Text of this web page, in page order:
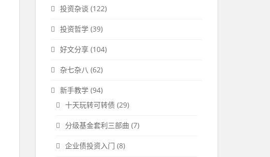
投资杂谈 (122)
投资哲学 (39)
好文分享 (104)
杂七杂八 (62)
新手教学 (94)
十天玩转可转债 (29)
分级基金套利三部曲 (7)
企业债投资入门 (8)